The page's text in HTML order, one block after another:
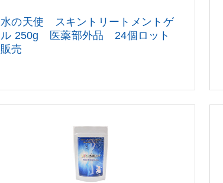
水の天使 スキントリートメントゲ
ル 250g 医薬部外品 24個ロット
販売